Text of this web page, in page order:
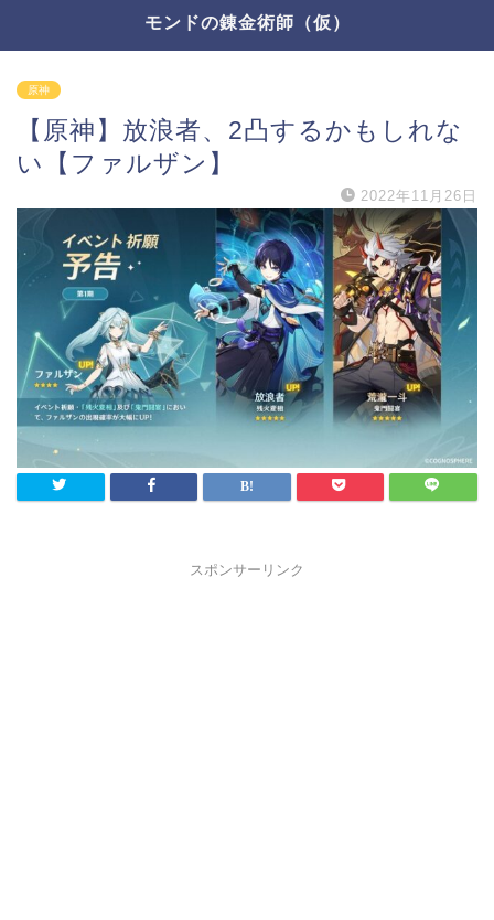
モンドの錬金術師（仮）
原神
【原神】放浪者、2凸するかもしれな
い【ファルザン】
2022年11月26日
スポンサーリンク